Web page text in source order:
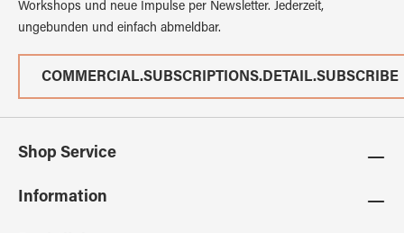
Workshops und neue Impulse per Newsletter. Jederzeit,
ungebunden und einfach abmeldbar.
COMMERCIAL.SUBSCRIPTIONS.DETAIL.SUBSCRIBE
Shop Service
Information